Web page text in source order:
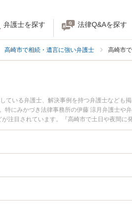
弁護士を探す 法律Q&Aを探す
高崎市で相続・遺言に強い弁護士 高崎市
いる弁護士、解決事例を持つ弁護士なども
にみかづき法律事務所の伊藤 涼月弁護士や
注目されています。『高崎市で土日や夜間に
相談無料で遺留分を法律相談できる高崎市